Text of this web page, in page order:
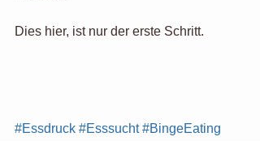
Dies hier, ist nur der erste Schritt.
#Essdruck #Esssucht #BingeEating